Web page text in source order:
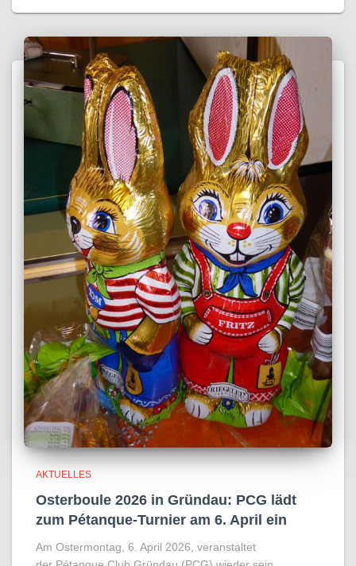
AKTUELLES
Osterboule 2026 in Gründau: PCG lädt
zum Pétanque-Turnier am 6. April ein
Am Ostermontag, 6. April 2026, veranstaltet